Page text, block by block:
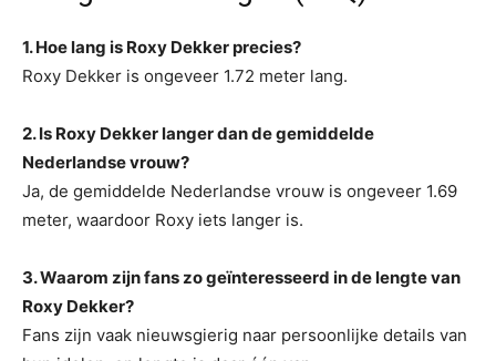
1. Hoe lang is Roxy Dekker precies?
Roxy Dekker is ongeveer 1.72 meter lang.
2. Is Roxy Dekker langer dan de gemiddelde
Nederlandse vrouw?
Ja, de gemiddelde Nederlandse vrouw is ongeveer 1.69
meter, waardoor Roxy iets langer is.
3. Waarom zijn fans zo geïnteresseerd in de lengte van
Roxy Dekker?
Fans zijn vaak nieuwsgierig naar persoonlijke details van